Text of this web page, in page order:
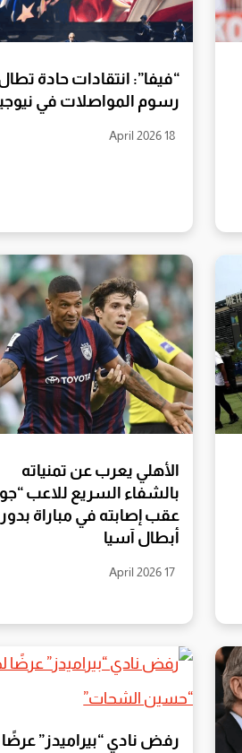
“فيفا”: انتقادات حادة
رسوم المواصلات في
18 April 2026
الأهلي يعرب عن تمنياته
بالشفاء السريع للاعب
عقب إصابته في مباراة
أبطال آسيا
17 April 2026
رفض نادي “بيراميدز”